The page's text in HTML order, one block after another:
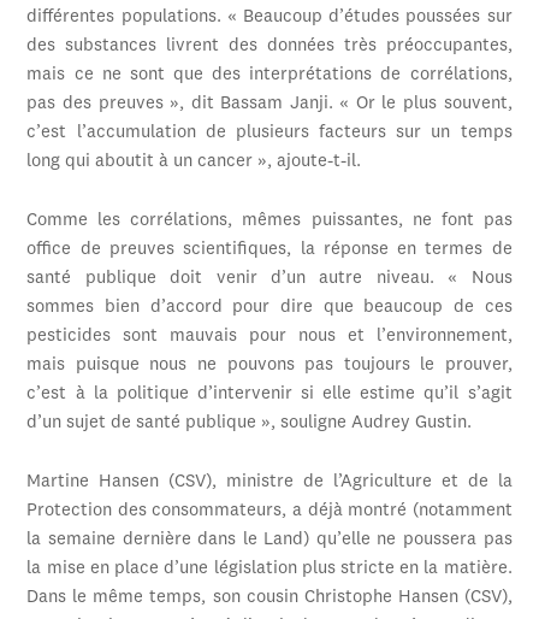
différentes populations. « Beaucoup d’études poussées sur
des substances livrent des données très préoccupantes,
mais ce ne sont que des interprétations de corrélations,
pas des preuves », dit Bassam Janji. « Or le plus souvent,
c’est l’accumulation de plusieurs facteurs sur un temps
long qui aboutit à un cancer », ajoute-t-il.
Comme les corrélations, mêmes puissantes, ne font pas
office de preuves scientifiques, la réponse en termes de
santé publique doit venir d’un autre niveau. « Nous
sommes bien d’accord pour dire que beaucoup de ces
pesticides sont mauvais pour nous et l’environnement,
mais puisque nous ne pouvons pas toujours le prouver,
c’est à la politique d’intervenir si elle estime qu’il s’agit
d’un sujet de santé publique », souligne Audrey Gustin.
Martine Hansen (CSV), ministre de l’Agriculture et de la
Protection des consommateurs, a déjà montré (notamment
la semaine dernière dans le Land) qu’elle ne poussera pas
la mise en place d’une législation plus stricte en la matière.
Dans le même temps, son cousin Christophe Hansen (CSV),